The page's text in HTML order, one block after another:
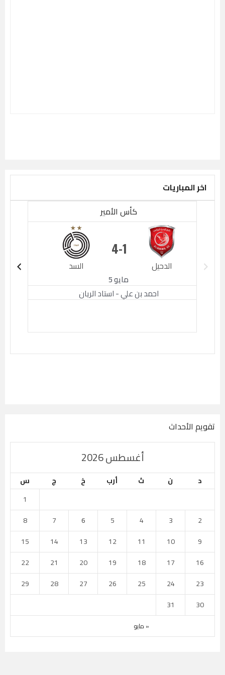
اخر المباريات
كأس الأمير
الدحيل
1
السد
4
مايو 5
احمد بن علي - استاد الريان
تقويم الأحداث
أغسطس 2026
د ن ث أرب خ ج س
« مايو
1
2
3
4
5
6
7
8
9
10
11
12
13
14
15
16
17
18
19
20
21
22
23
24
25
26
27
28
29
30
31